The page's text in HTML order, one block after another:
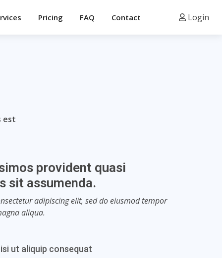
Pricing FAQ Contact Login
est
provident quasi
sit assumenda.
adipiscing elit, sed do eiusmod tempor
aliqua.
ut aliquip consequat